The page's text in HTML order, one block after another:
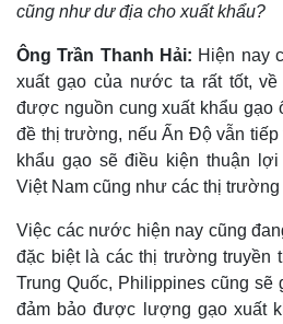
cũng như dư địa cho xuất khẩu?
Ông Trần Thanh Hải: Hiện nay
xuất gạo của nước ta rất tốt,
được nguồn cung xuất khẩu gạo
đề thị trường, nếu Ấn Độ vẫn tiếp
khẩu gạo sẽ điều kiện thuận
Việt Nam cũng như các thị trường
Việc các nước hiện nay cũng
đặc biệt là các thị trường truyền
Trung Quốc, Philippines cũng sẽ
đảm bảo được lượng gạo xuất